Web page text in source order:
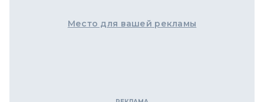
Место для вашей рекламы